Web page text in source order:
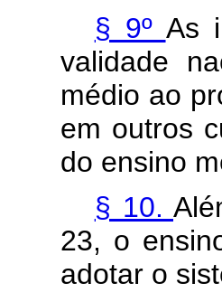
§ 9º As
validade
médio ao
em outros
do ensino
§ 10.
23, o
adotar o